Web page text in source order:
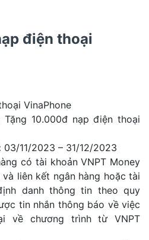
điện thoại
VinaPhone
Tặng 10.000đ nạp điện thoại
03/11/2023 – 31/12/2023
có tài khoản VNPT Money
liên kết ngân hàng hoặc tài
danh thông tin theo quy
tin nhắn thông báo về việc
về chương trình từ VNPT